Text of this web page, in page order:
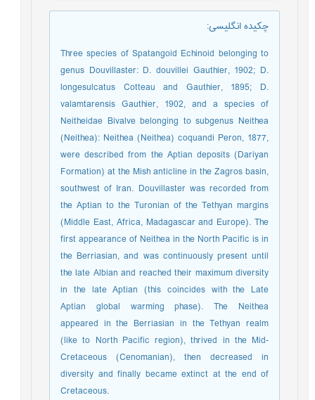
چکیده انگلیسی:
Three species of Spatangoid Echinoid belonging to
genus Douvillaster: D. douvillei Gauthier, 1902; D.
longesulcatus Cotteau and Gauthier, 1895; D.
valamtarensis Gauthier, 1902, and a species of
Neitheidae Bivalve belonging to subgenus Neithea
(Neithea): Neithea (Neithea) coquandi Peron, 1877,
were described from the Aptian deposits (Dariyan
Formation) at the Mish anticline in the Zagros basin,
southwest of Iran. Douvillaster was recorded from
the Aptian to the Turonian of the Tethyan margins
(Middle East, Africa, Madagascar and Europe). The
first appearance of Neithea in the North Pacific is in
the Berriasian, and was continuously present until
the late Albian and reached their maximum diversity
in the late Aptian (this coincides with the Late
Aptian global warming phase). The Neithea
appeared in the Berriasian in the Tethyan realm
(like to North Pacific region), thrived in the Mid-
Cretaceous (Cenomanian), then decreased in
diversity and finally became extinct at the end of
Cretaceous.